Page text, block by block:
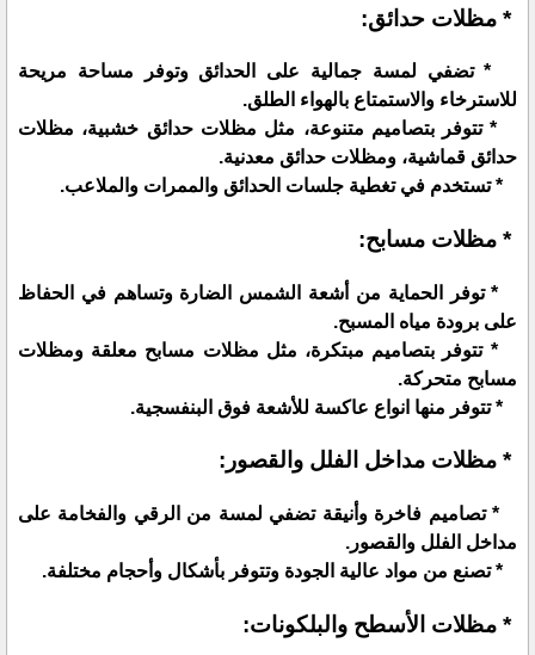
* مظلات حدائق:
* تضفي لمسة جمالية على الحدائق وتوفر مساحة مريحة
للاسترخاء والاستمتاع بالهواء الطلق.
* تتوفر بتصاميم متنوعة، مثل مظلات حدائق خشبية، مظلات
حدائق قماشية، ومظلات حدائق معدنية.
* تستخدم في تغطية جلسات الحدائق والممرات والملاعب.
* مظلات مسابح:
* توفر الحماية من أشعة الشمس الضارة وتساهم في الحفاظ
على برودة مياه المسبح.
* تتوفر بتصاميم مبتكرة، مثل مظلات مسابح معلقة ومظلات
مسابح متحركة.
* تتوفر منها انواع عاكسة للأشعة فوق البنفسجية.
* مظلات مداخل الفلل والقصور:
* تصاميم فاخرة وأنيقة تضفي لمسة من الرقي والفخامة على
مداخل الفلل والقصور.
* تصنع من مواد عالية الجودة وتتوفر بأشكال وأحجام مختلفة.
* مظلات الأسطح والبلكونات: